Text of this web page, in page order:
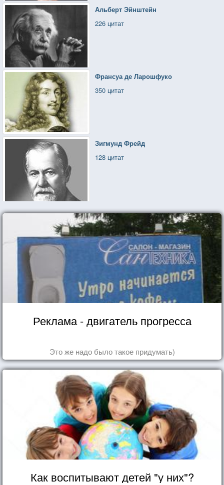
Альберт Эйнштейн
226 цитат
Франсуа де Ларошфуко
350 цитат
Зигмунд Фрейд
128 цитат
Реклама - двигатель прогресса
Это же надо было такое придумать)
Как воспитывают детей "у них"?